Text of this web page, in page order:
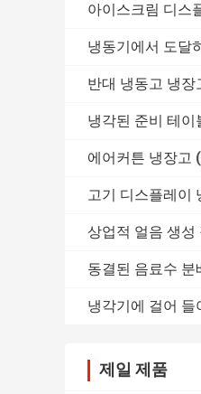
아이스크림 디스
냉동기에서 도달
반대 냉동고 냉장
냉각된 준비 테이
에어커튼 냉장고
고기 디스플레이
상업적 얼음 생성
동결된 음료수 분
냉각기에 걸어 들
제일 제품